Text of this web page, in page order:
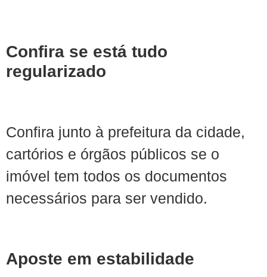
Confira se está tudo
regularizado
Confira junto à prefeitura da cidade,
cartórios e órgãos públicos se o
imóvel tem todos os documentos
necessários para ser vendido.
Aposte em estabilidade